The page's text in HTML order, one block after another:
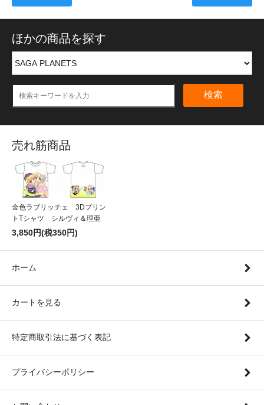
ほかの商品を探す
検索
売れ筋商品
金色ラブリッチェ 3Dプリン
トTシャツ シルヴィ＆理亜
3,850円(税350円)
ホーム
カートを見る
特定商取引法に基づく表記
プライバシーポリシー